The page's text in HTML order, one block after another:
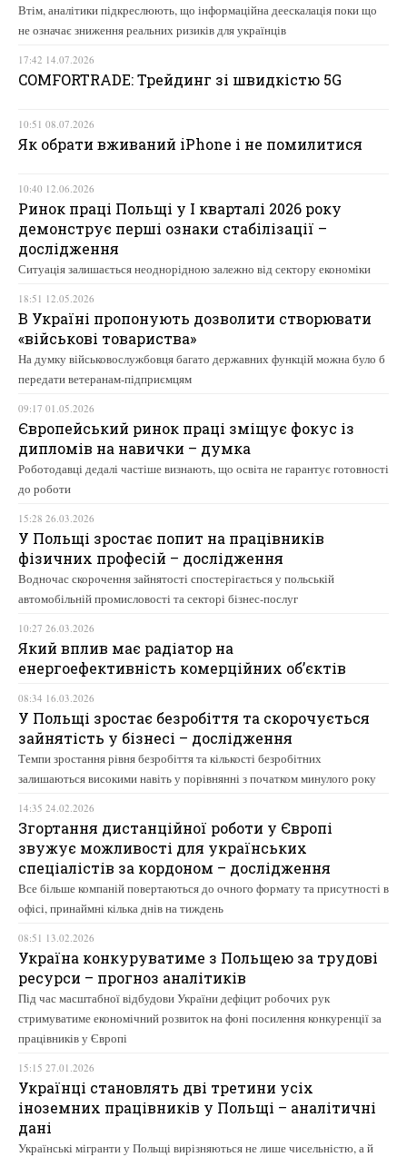
Втім, аналітики підкреслюють, що інформаційна деескалація поки що
не означає зниження реальних ризиків для українців
17:42 14.07.2026
COMFORTRADE: Трейдинг зі швидкістю 5G
10:51 08.07.2026
Як обрати вживаний iPhone і не помилитися
10:40 12.06.2026
Ринок праці Польщі у І кварталі 2026 року
демонструє перші ознаки стабілізації –
дослідження
Ситуація залишається неоднорідною залежно від сектору економіки
18:51 12.05.2026
В Україні пропонують дозволити створювати
«військові товариства»
На думку військовослужбовця багато державних функцій можна було б
передати ветеранам-підприємцям
09:17 01.05.2026
Європейський ринок праці зміщує фокус із
дипломів на навички – думка
Роботодавці дедалі частіше визнають, що освіта не гарантує готовності
до роботи
15:28 26.03.2026
У Польщі зростає попит на працівників
фізичних професій – дослідження
Водночас скорочення зайнятості спостерігається у польській
автомобільній промисловості та секторі бізнес-послуг
10:27 26.03.2026
Який вплив має радіатор на
енергоефективність комерційних об’єктів
08:34 16.03.2026
У Польщі зростає безробіття та скорочується
зайнятість у бізнесі – дослідження
Темпи зростання рівня безробіття та кількості безробітних
залишаються високими навіть у порівнянні з початком минулого року
14:35 24.02.2026
Згортання дистанційної роботи у Європі
звужує можливості для українських
спеціалістів за кордоном – дослідження
Все більше компаній повертаються до очного формату та присутності в
офісі, принаймні кілька днів на тиждень
08:51 13.02.2026
Україна конкуруватиме з Польщею за трудові
ресурси – прогноз аналітиків
Під час масштабної відбудови України дефіцит робочих рук
стримуватиме економічний розвиток на фоні посилення конкуренції за
працівників у Європі
15:15 27.01.2026
Українці становлять дві третини усіх
іноземних працівників у Польщі – аналітичні
дані
Українські мігранти у Польщі вирізняються не лише чисельністю, а й